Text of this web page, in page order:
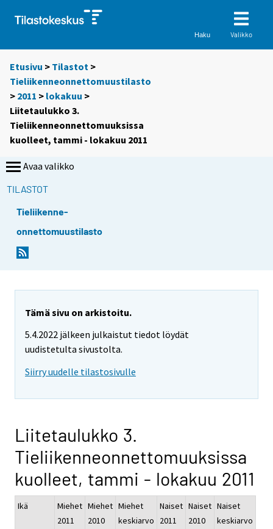
Haku Valikko
Etusivu > Tilastot >
Tieliikenneonnettomuustilasto
> 2011 > lokakuu >
Liitetaulukko 3.
Tieliikenneonnettomuuksissa
kuolleet, tammi - lokakuu 2011
Avaa valikko
TILASTOT
Tieliikenne-
onnettomuustilasto
Tämä sivu on arkistoitu.
5.4.2022 jälkeen julkaistut tiedot löydät
uudistetulta sivustolta.
Siirry uudelle tilastosivulle
Liitetaulukko 3.
Tieliikenneonnettomuuksissa
kuolleet, tammi - lokakuu 2011
Ikä
Miehet
2011
Miehet
2010
Miehet
keskiarvo
Naiset
2011
Naiset
2010
Naiset
keskiarvo